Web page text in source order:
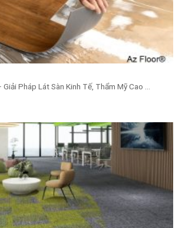
Pháp Lát Sàn Kinh Tế, Thẩm Mỹ Cao ...